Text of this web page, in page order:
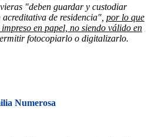
"deben guardar y custodiar
de residencia", por lo que
en papel, no siendo válido en
fotocopiarlo o digitalizarlo.
Numerosa